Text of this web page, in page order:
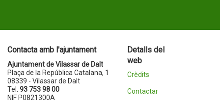
Contacta amb l'ajuntament
Ajuntament de Vilassar de Dalt
Plaça de la República Catalana, 1
08339 - Vilassar de Dalt
Tel. 93 753 98 00
NIF P0821300A
Detalls del
web
Crèdits
Contactar